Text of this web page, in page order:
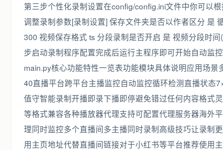
第三步个性化录制设置在config/config.ini文件中你可以
调整录制参数[录制设置] 保存文件夹是否以作者区分 是
300 视频保存格式 ts 分段录制是否开启 是 视频分段时
步启动录制程序配置完成后运行主程序即可开始自动监
main.py核心功能特性一览表功能模块具体说明应用场景
40直播平台跨平台主播监控自动监控循环检测直播状态
值守智能录制开播即录下播即停避免错过任何内容格式
等格式兼容各种播放器代理支持可配置代理服务器海外
理同时监控多个直播间多主播同时录制高级技巧让录制
用主页地址代替直播间链接对于小红书等平台推荐使用